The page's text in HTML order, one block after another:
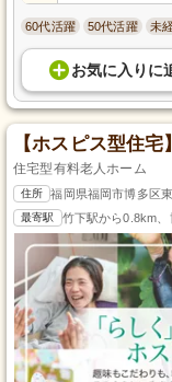
60代活躍 50代活躍 未
お気に入り に
【ホスピス型住
住宅型有料老人ホーム
住所 福岡県福岡市博多区
最寄駅 竹下駅から0.8km